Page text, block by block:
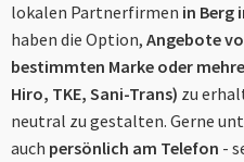
lokalen Partnerfirmen in Berg
haben die Option, Angebote
bestimmten Marke oder
Hiro, TKE, Sani-Trans) zu
neutral zu gestalten. Gerne
auch persönlich am Telefon -